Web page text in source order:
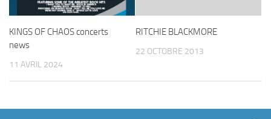
KINGS OF CHAOS concerts
news
11 AVRIL 2024
RITCHIE BLACKMORE
22 OCTOBRE 2013